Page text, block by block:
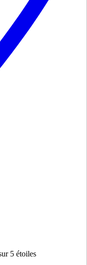
5 étoiles